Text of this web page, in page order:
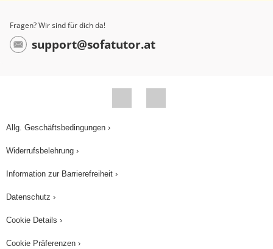
Fragen? Wir sind für dich da!
support@sofatutor.at
Allg. Geschäftsbedingungen ›
Widerrufsbelehrung ›
Information zur Barrierefreiheit ›
Datenschutz ›
Cookie Details ›
Cookie Präferenzen ›